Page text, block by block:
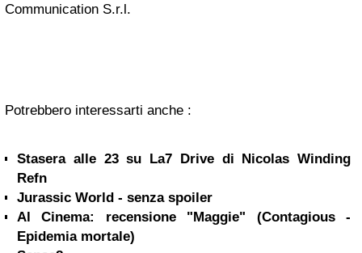
Communication S.r.l.
Potrebbero interessarti anche :
Stasera alle 23 su La7 Drive di Nicolas Winding
Refn
Jurassic World - senza spoiler
Al Cinema: recensione "Maggie" (Contagious -
Epidemia mortale)